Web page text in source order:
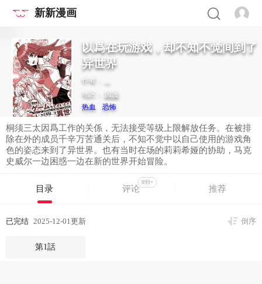
新新漫画
以爲在玩游戏，却不知不觉间到了
异世界
作者：
地区：
国漫
热血
恐怖
桐须三太因爲工作的关係，无法接受等级上限解放任务。在被排
除在外的成员千辛万苦通关后，不知不觉中以自己使用的游戏角
色的姿态来到了异世界。也有当时在场的莉莉希娅的协助，马克
史威尔一边困惑一边在新的世界开始冒险。
目录 评论
999+
推荐
已完结 2025-12-01更新 倒序
第1話